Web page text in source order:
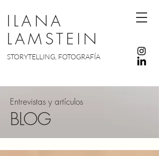
ILANA
LAMSTEIN
STORYTELLING, FOTOGRAFÍA
Entrevistas y artículos
BLOG